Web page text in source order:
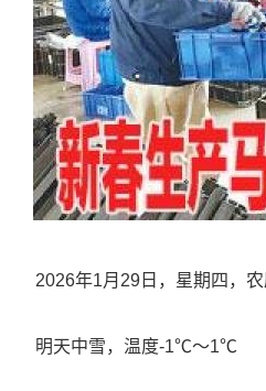
2026年1月29日，星期四，
明天中雪，温度-1℃～1℃